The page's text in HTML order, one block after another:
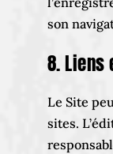
son
8.
Le Site
sites.